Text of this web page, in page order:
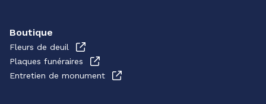
Boutique
Fleurs de deuil
Plaques funéraires
Entretien de monument